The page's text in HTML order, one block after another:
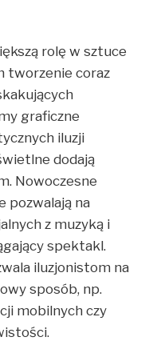
rolę w sztuce
tworzenie coraz
graficzne
iluzji
dodają
Nowoczesne
pozwalają na
z muzyką i
spektakl.
iluzjonistom na
sposób, np.
mobilnych czy